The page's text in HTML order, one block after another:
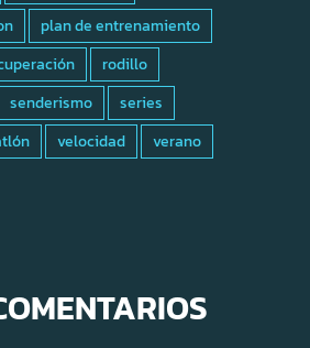
plan de entrenamiento
rodillo
senderismo
series
velocidad
verano